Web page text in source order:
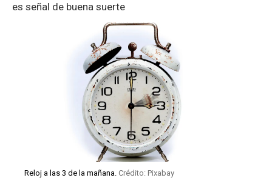
es señal de buena suerte
Reloj a las 3 de la mañana. Crédito: Pixabay